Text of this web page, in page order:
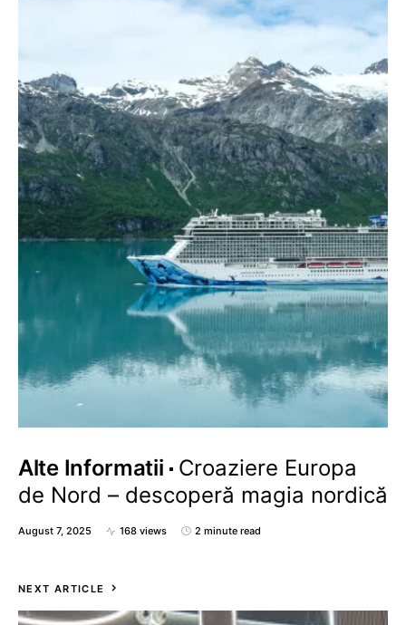
Alte Informatii
Croaziere Europa
de Nord – descoperă magia nordică
August 7, 2025 168 views 2 minute read
NEXT ARTICLE